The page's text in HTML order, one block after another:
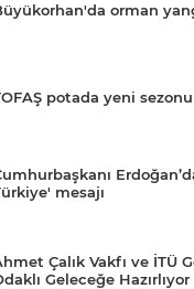
orman
potada yeni sezonu
mesajı
Çalık Vakfı ve İTÜ
Geleceğe Hazırlıyor